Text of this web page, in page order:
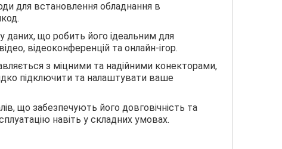
для встановлення обладнання в
даних, що робить його ідеальним для
відеоконференцій та онлайн-ігор.
з міцними та надійними конекторами,
підключити та налаштувати ваше
що забезпечують його довговічність та
навіть у складних умовах.